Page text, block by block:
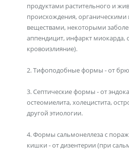
продуктами растительного и
происхождения, органическими
веществами, некоторыми
аппендицит, инфаркт миокарда,
кровоизлияние).
2. Тифоподобные формы - от
3. Септические формы - от
остеомиелита, холецистита,
другой этиологии.
4. Формы сальмонеллеза с
кишки - от дизентерии (при